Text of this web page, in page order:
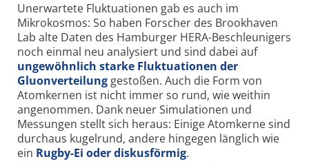
Unerwartete Fluktuationen gab es auch im
Mikrokosmos: So haben Forscher des Brookhaven
Lab alte Daten des Hamburger HERA-Beschleunigers
noch einmal neu analysiert und sind dabei auf
ungewöhnlich starke Fluktuationen der
Gluonverteilung gestoßen. Auch die Form von
Atomkernen ist nicht immer so rund, wie weithin
angenommen. Dank neuer Simulationen und
Messungen stellt sich heraus: Einige Atomkerne sind
durchaus kugelrund, andere hingegen länglich wie
ein Rugby-Ei oder diskusförmig.